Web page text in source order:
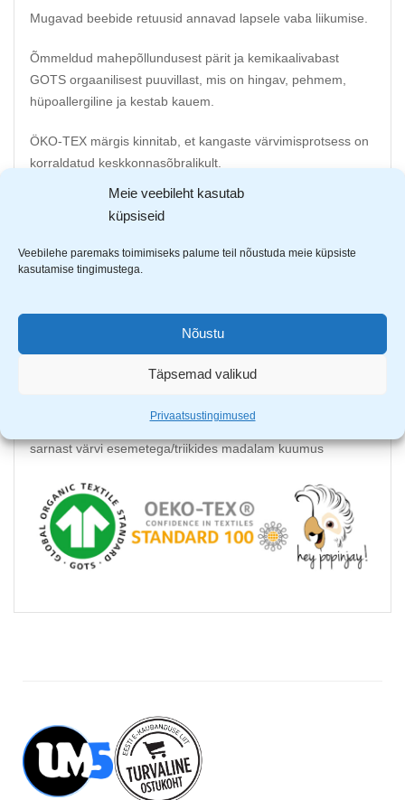
Meie veebileht kasutab
küpsiseid
Veebilehe paremaks toimimiseks palume teil nõustuda meie küpsiste
kasutamise tingimustega.
Nõustu
Täpsemad valikud
Privaatsustingimused
Mugavad beebide retuusid annavad lapsele vaba liikumise.
Õmmeldud mahepõllundusest pärit ja kemikaalivabast
GOTS orgaanilisest puuvillast, mis on hingav, pehmem,
hüpoallergiline ja kestab kauem.
ÖKO-TEX märgis kinnitab, et kangaste värvimisprotsess on
korraldatud keskkonnasõbralikult.
Kaubamärgi isikupäraks on eriliselt säravad värvid ja
energiline stiil, mille motiivid on inspireeritud maalilisest
loodusest.
sarnast värvi esemetega/triikides madalam kuumus